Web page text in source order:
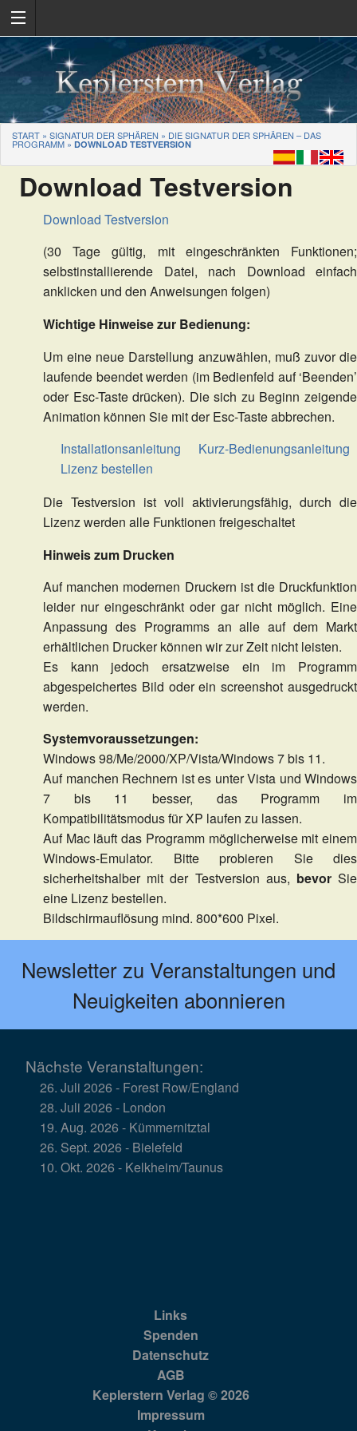
START » SIGNATUR DER SPHÄREN » DIE SIGNATUR DER SPHÄREN – DAS
PROGRAMM » DOWNLOAD TESTVERSION
Download Testversion
Download Testversion
(30 Tage gültig, mit eingeschränkten Funktionen;
selbstinstallierende Datei, nach Download einfach
anklicken und den Anweisungen folgen)
Wichtige Hinweise zur Bedienung:
Um eine neue Darstellung anzuwählen, muß zuvor die
laufende beendet werden (im Bedienfeld auf ‘Beenden’
oder Esc-Taste drücken). Die sich zu Beginn zeigende
Animation können Sie mit der Esc-Taste abbrechen.
Installationsanleitung
Kurz-Bedienungsanleitung
Lizenz bestellen
Die Testversion ist voll aktivierungsfähig, durch die
Lizenz werden alle Funktionen freigeschaltet
Hinweis zum Drucken
Auf manchen modernen Druckern ist die Druckfunktion
leider nur eingeschränkt oder gar nicht möglich. Eine
Anpassung des Programms an alle auf dem Markt
erhältlichen Drucker können wir zur Zeit nicht leisten.
Es kann jedoch ersatzweise ein im Programm
abgespeichertes Bild oder ein screenshot ausgedruckt
werden.
Systemvoraussetzungen:
Windows 98/Me/2000/XP/Vista/Windows 7 bis 11.
Auf manchen Rechnern ist es unter Vista und Windows
7 bis 11 besser, das Programm im
Kompatibilitätsmodus für XP laufen zu lassen.
Auf Mac läuft das Programm möglicherweise mit einem
Windows-Emulator. Bitte probieren Sie dies
sicherheitshalber mit der Testversion aus, bevorSie
eine Lizenz bestellen.
Bildschirmauflösung mind. 800*600 Pixel.
Newsletter zu Veranstaltungen und
Neuigkeiten abonnieren
Nächste Veranstaltungen:
26. Juli 2026 - Forest Row/England
28. Juli 2026 - London
19. Aug. 2026 - Kümmernitztal
26. Sept. 2026 - Bielefeld
10. Okt. 2026 - Kelkheim/Taunus
Links
Spenden
Datenschutz
AGB
Keplerstern Verlag © 2026
Impressum